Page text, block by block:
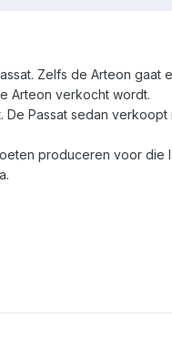
Zelfs de Arteon gaat
Arteon verkocht wordt.
Passat sedan verkoopt
produceren voor